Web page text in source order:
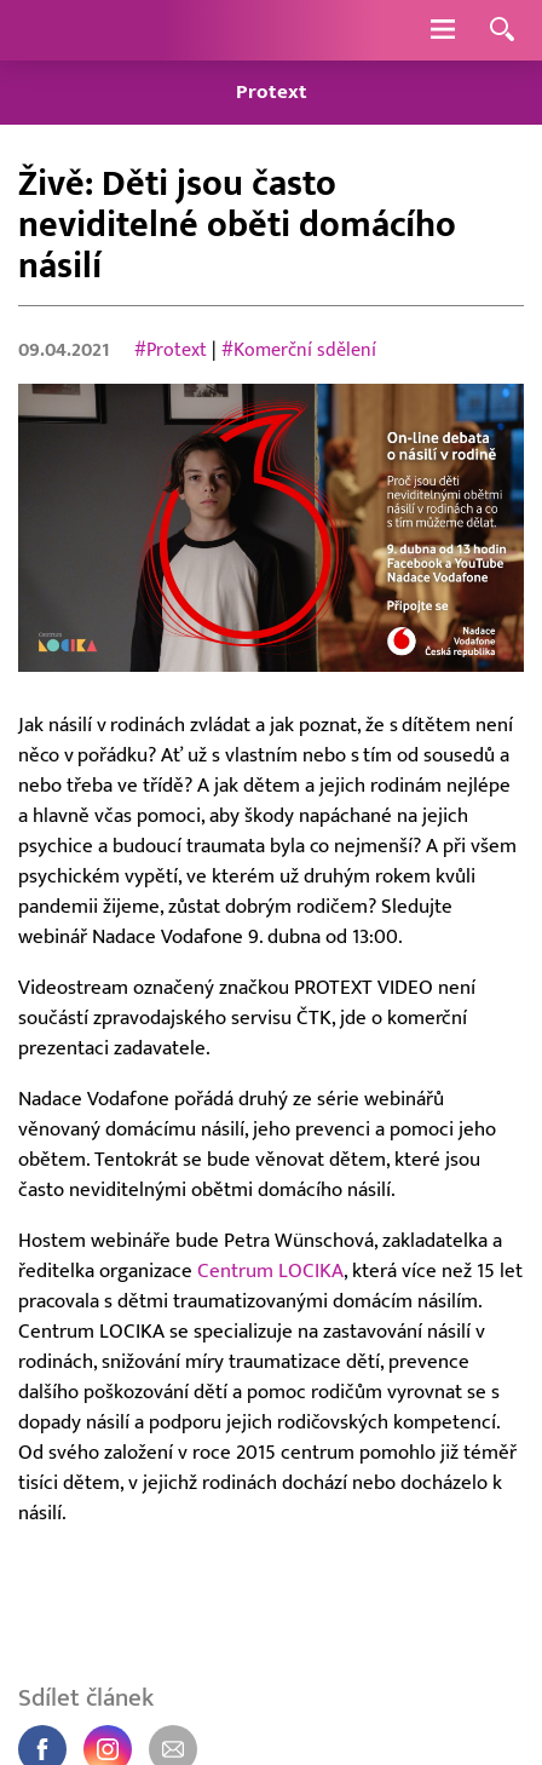
Navigace
Protext
Živě: Děti jsou často
neviditelné oběti domácího
násilí
09.04.2021 #Protext |#Komerční sdělení
Jak násilí v rodinách zvládat a jak poznat, že s dítětem není
něco v pořádku? Ať už s vlastním nebo s tím od sousedů a
nebo třeba ve třídě? A jak dětem a jejich rodinám nejlépe
a hlavně včas pomoci, aby škody napáchané na jejich
psychice a budoucí traumata byla co nejmenší? A při všem
psychickém vypětí, ve kterém už druhým rokem kvůli
pandemii žijeme, zůstat dobrým rodičem? Sledujte
webinář Nadace Vodafone 9. dubna od 13:00.
Videostream označený značkou PROTEXT VIDEO není
součástí zpravodajského servisu ČTK, jde o komerční
prezentaci zadavatele.
Nadace Vodafone pořádá druhý ze série webinářů
věnovaný domácímu násilí, jeho prevenci a pomoci jeho
obětem. Tentokrát se bude věnovat dětem, které jsou
často neviditelnými obětmi domácího násilí.
Hostem webináře bude Petra Wünschová, zakladatelka a
ředitelka organizace Centrum LOCIKA, která více než 15 let
pracovala s dětmi traumatizovanými domácím násilím.
Centrum LOCIKA se specializuje na zastavování násilí v
rodinách, snižování míry traumatizace dětí, prevence
dalšího poškozování dětí a pomoc rodičům vyrovnat se s
dopady násilí a podporu jejich rodičovských kompetencí.
Od svého založení v roce 2015 centrum pomohlo již téměř
tisíci dětem, v jejichž rodinách dochází nebo docházelo k
násilí.
Sdílet článek